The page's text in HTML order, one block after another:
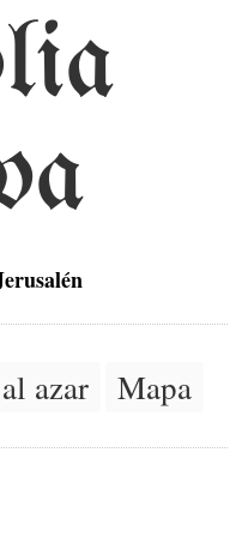
azar Mapa